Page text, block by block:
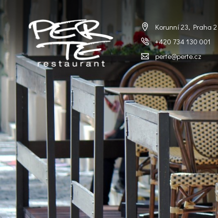
Korunní 23, Praha 2
+420 734 130 001
perte@perte.cz